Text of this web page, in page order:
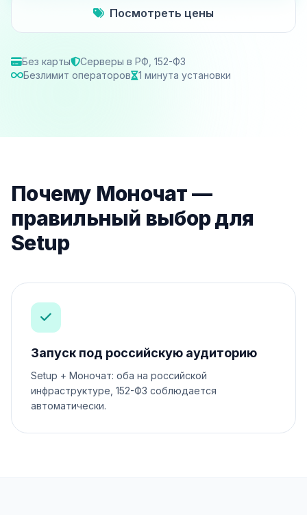
Посмотреть цены
Без карты
Серверы в РФ, 152-ФЗ
Безлимит операторов
1 минута установки
Почему Моночат —
правильный выбор для
Setup
Запуск под российскую аудиторию
Setup + Моночат: оба на российской
инфраструктуре, 152-ФЗ соблюдается
автоматически.